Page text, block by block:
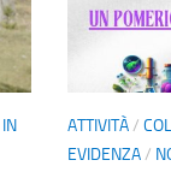
IN
ATTIVITÀ/
EVIDENZA/